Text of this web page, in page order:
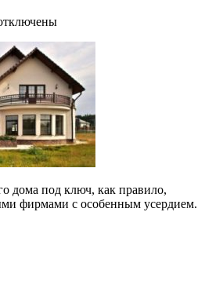
Особенности
дома под ключ, как правило,
фирмами с особенным усердием.